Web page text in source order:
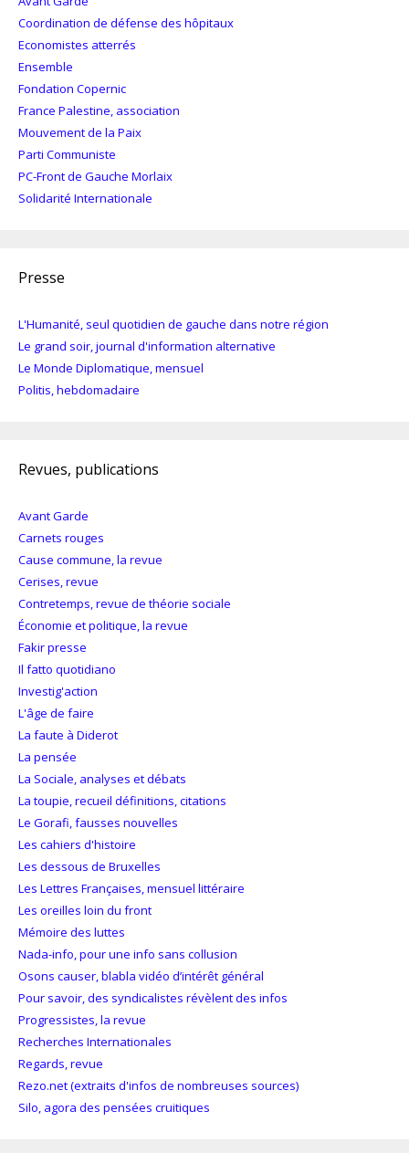
Coordination de défense des hôpitaux
Economistes atterrés
Ensemble
Fondation Copernic
France Palestine, association
Mouvement de la Paix
Parti Communiste
PC-Front de Gauche Morlaix
Solidarité Internationale
Presse
L'Humanité, seul quotidien de gauche dans notre région
Le grand soir, journal d'information alternative
Le Monde Diplomatique, mensuel
Politis, hebdomadaire
Revues, publications
Avant Garde
Carnets rouges
Cause commune, la revue
Cerises, revue
Contretemps, revue de théorie sociale
Économie et politique, la revue
Fakir presse
Il fatto quotidiano
Investig'action
L'âge de faire
La faute à Diderot
La pensée
La Sociale, analyses et débats
La toupie, recueil définitions, citations
Le Gorafi, fausses nouvelles
Les cahiers d'histoire
Les dessous de Bruxelles
Les Lettres Françaises, mensuel littéraire
Les oreilles loin du front
Mémoire des luttes
Nada-info, pour une info sans collusion
Osons causer, blabla vidéo d’intérêt général
Pour savoir, des syndicalistes révèlent des infos
Progressistes, la revue
Recherches Internationales
Regards, revue
Rezo.net (extraits d'infos de nombreuses sources)
Silo, agora des pensées cruitiques